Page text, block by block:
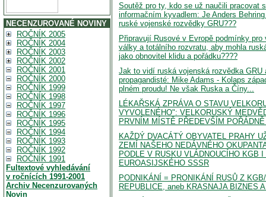
NECENZUROVANÉ NOVINY
ROČNÍK 2005
ROČNÍK 2004
ROČNÍK 2003
ROČNÍK 2002
ROČNÍK 2001
ROČNÍK 2000
ROČNÍK 1999
ROČNÍK 1998
ROČNÍK 1997
ROČNÍK 1996
ROČNÍK 1995
ROČNÍK 1994
ROČNÍK 1993
ROČNÍK 1992
ROČNÍK 1991
Fultextové vyhledávání
v ročnících 1991-2001
Archiv Necenzurovaných
Novin
Soutěž pro ty, kdo se už naučili pracovat
informačním kyvadlem: Je Anders
ruské vojenské rozvědky GRU???
Připravují Rusové v Evropě podmínky pro
války a totálního rozvratu, aby mohla
jako obnovitel klidu a pořádku????
Jak to vidí ruská vojenská rozvědka GRU
propagandisté: Mike Adams - Kolaps
plném proudu! Ne však Ruska a Číny...
LÉKAŘSKÁ ZPRÁVA O STAVU
VYVOLENÉHO": VELKORUSKÝ
PRVNÍM MÍSTĚ PŘEDEVŠÍM
KAŽDÝ DVACÁTÝ OBYVATEL PRAHY
ZEMÍ NAŠEHO NEDÁVNÉHO
PODLE V RUSKU VLÁDNOUCÍHO KGB I
EUROASIJSKÉHO SSSR
PODNIKÁNÍ = PRONIKÁNÍ RUSŮ Z
REPUBLICE, aneb KRASNAJA BIZNES